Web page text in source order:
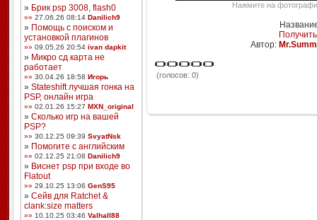
» Брик psp 3008, flash0
»» 27.06.26 08:14 Danilich9
» Помощь с поиском и
установкой плагинов
»» 09.05.26 20:54 ivan dapkit
» Микро сд карта не
работает
»» 30.04.26 18:58 Игорь
» Stateshift лучшая гонка на
PSP, онлайн игра
»» 02.01.26 15:27 MXN_original
» Сколько игр на вашей
PSP?
»» 30.12.25 09:39 SvyatNsk
» Помогите с английским
»» 02.12.25 21:08 Danilich9
» Виснет psp при входе во
Flatout
»» 29.10.25 13:06 GenS95
» Сейв для Ratchet &
clank:size matters
»» 10.10.25 03:46 Valhall88
Нажмите на
Автор:
(голосов: 0)